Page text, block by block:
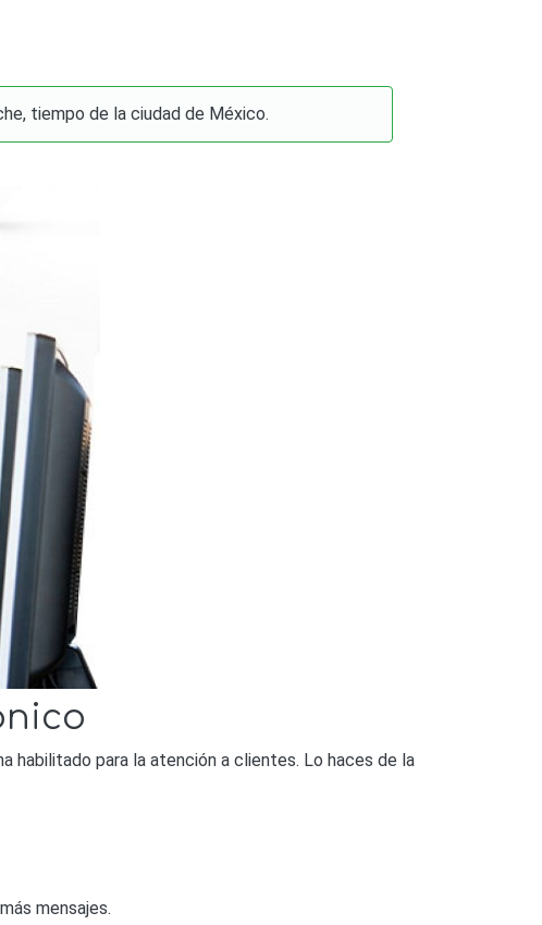
tiempo de la ciudad de México.
habilitado para la atención a clientes. Lo haces de la
mensajes.